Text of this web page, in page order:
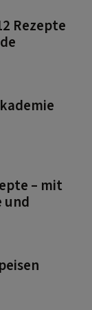
Rezepte
– mit
und